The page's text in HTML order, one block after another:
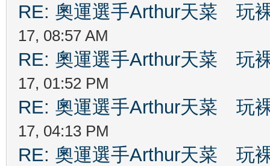
RE: 奧運選手Arthur天菜 玩
17, 08:57 AM
RE: 奧運選手Arthur天菜 玩
17, 01:52 PM
RE: 奧運選手Arthur天菜 玩
17, 04:13 PM
RE: 奧運選手Arthur天菜 玩